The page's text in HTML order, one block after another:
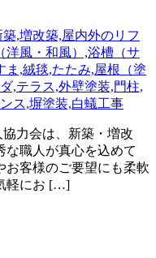
力会は、新築・増改
な職人が真心を込めて
お客様のご要望にも柔軟
軽にお […]